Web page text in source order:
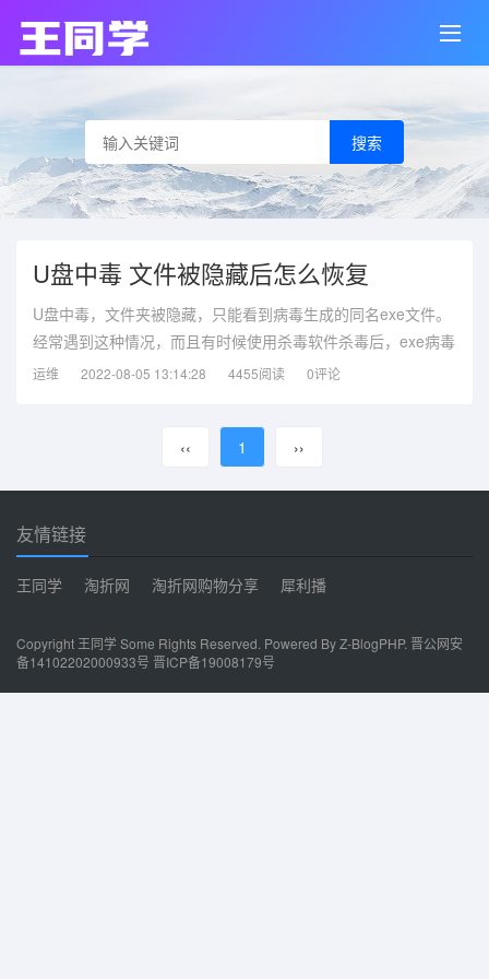
搜索
U盘中毒 文件被隐藏后怎么恢复
U盘中毒，文件夹被隐藏，只能看到病毒生成的同名exe文件。
经常遇到这种情况，而且有时候使用杀毒软件杀毒后，exe病毒
文件被清理了，但还是看不到原来的文件。通过文件夹选项-显
1、在桌面新建文本文档，将以下代码复制进去，点文件 - 另存
运维 2022-08-05 13:14:28 4455阅读 0评论
‹‹ 1 ››
友情链接
王同学 淘折网 淘折网购物分享 犀利播
Copyright 王同学Some Rights Reserved. Powered By Z-BlogPHP. 晋公网安
备14102202000933号 晋ICP备19008179号